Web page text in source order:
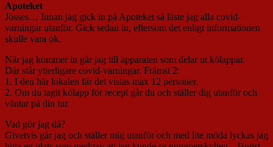
Apoteket
Jösses… Innan jag gick in på Apoteket så läste jag alla covid-
varningar utanför. Gick sedan in, eftersom det enligt informationen
skulle vara ok.
När jag kommer in går jag till apparaten som delar ut kölappar.
Där står ytterligare covid-varningar. Främst 2:
1. I den här lokalen får det vistas max 12 personer.
2. Om du tagit kölapp för recept går du och ställer dig utanför och
väntar på din tur.
Vad gör jag då?
Givetvis går jag och ställer mig utanför och med lite möda lyckas jag